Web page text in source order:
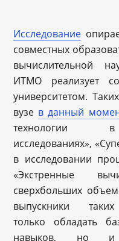
Исследование
совместных
вычислительной
ИТМО реализует
университетом.
вузе в данный
технологии в
исследованиях»,
в исследовании
«Экстренные
сверхбольших
выпускники
только обладать
навыков, но и